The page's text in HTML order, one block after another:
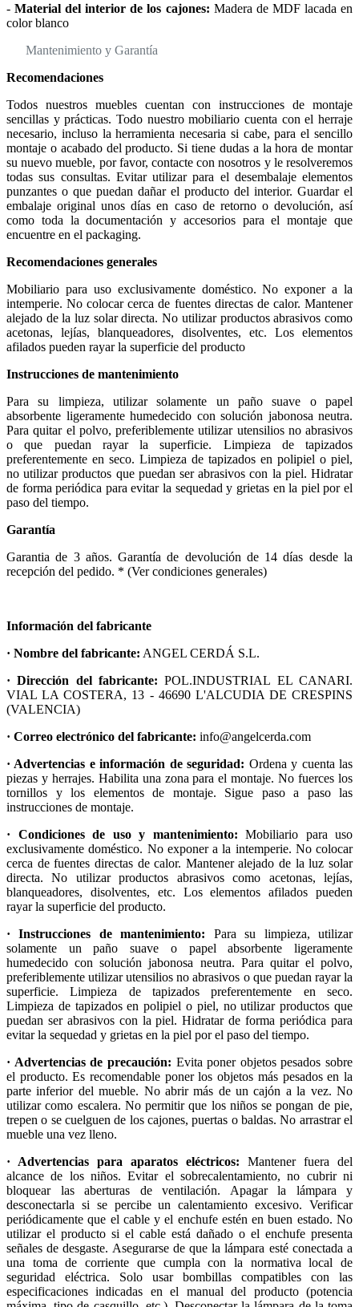
- Material del interior de los cajones: Madera de MDF lacada en
color blanco
Mantenimiento y Garantía
Recomendaciones
Todos nuestros muebles cuentan con instrucciones de montaje
sencillas y prácticas. Todo nuestro mobiliario cuenta con el herraje
necesario, incluso la herramienta necesaria si cabe, para el sencillo
montaje o acabado del producto. Si tiene dudas a la hora de montar
su nuevo mueble, por favor, contacte con nosotros y le resolveremos
todas sus consultas. Evitar utilizar para el desembalaje elementos
punzantes o que puedan dañar el producto del interior. Guardar el
embalaje original unos días en caso de retorno o devolución, así
como toda la documentación y accesorios para el montaje que
encuentre en el packaging.
Recomendaciones generales
Mobiliario para uso exclusivamente doméstico. No exponer a la
intemperie. No colocar cerca de fuentes directas de calor. Mantener
alejado de la luz solar directa. No utilizar productos abrasivos como
acetonas, lejías, blanqueadores, disolventes, etc. Los elementos
afilados pueden rayar la superficie del producto
Instrucciones de mantenimiento
Para su limpieza, utilizar solamente un paño suave o papel
absorbente ligeramente humedecido con solución jabonosa neutra.
Para quitar el polvo, preferiblemente utilizar utensilios no abrasivos
o que puedan rayar la superficie. Limpieza de tapizados
preferentemente en seco. Limpieza de tapizados en polipiel o piel,
no utilizar productos que puedan ser abrasivos con la piel. Hidratar
de forma periódica para evitar la sequedad y grietas en la piel por el
paso del tiempo.
Garantía
Garantia de 3 años. Garantía de devolución de 14 días desde la
recepción del pedido. * (Ver condiciones generales)
Información del fabricante
· Nombre del fabricante: ANGEL CERDÁ S.L.
· Dirección del fabricante: POL.INDUSTRIAL EL CANARI.
VIAL LA COSTERA, 13 - 46690 L'ALCUDIA DE CRESPINS
(VALENCIA)
· Correo electrónico del fabricante: info@angelcerda.com
· Advertencias e información de seguridad: Ordena y cuenta las
piezas y herrajes. Habilita una zona para el montaje. No fuerces los
tornillos y los elementos de montaje. Sigue paso a paso las
instrucciones de montaje.
· Condiciones de uso y mantenimiento: Mobiliario para uso
exclusivamente doméstico. No exponer a la intemperie. No colocar
cerca de fuentes directas de calor. Mantener alejado de la luz solar
directa. No utilizar productos abrasivos como acetonas, lejías,
blanqueadores, disolventes, etc. Los elementos afilados pueden
rayar la superficie del producto.
· Instrucciones de mantenimiento: Para su limpieza, utilizar
solamente un paño suave o papel absorbente ligeramente
humedecido con solución jabonosa neutra. Para quitar el polvo,
preferiblemente utilizar utensilios no abrasivos o que puedan rayar la
superficie. Limpieza de tapizados preferentemente en seco.
Limpieza de tapizados en polipiel o piel, no utilizar productos que
puedan ser abrasivos con la piel. Hidratar de forma periódica para
evitar la sequedad y grietas en la piel por el paso del tiempo.
· Advertencias de precaución: Evita poner objetos pesados sobre
el producto. Es recomendable poner los objetos más pesados en la
parte inferior del mueble. No abrir más de un cajón a la vez. No
utilizar como escalera. No permitir que los niños se pongan de pie,
trepen o se cuelguen de los cajones, puertas o baldas. No arrastrar el
mueble una vez lleno.
· Advertencias para aparatos eléctricos: Mantener fuera del
alcance de los niños. Evitar el sobrecalentamiento, no cubrir ni
bloquear las aberturas de ventilación. Apagar la lámpara y
desconectarla si se percibe un calentamiento excesivo. Verificar
periódicamente que el cable y el enchufe estén en buen estado. No
utilizar el producto si el cable está dañado o el enchufe presenta
señales de desgaste. Asegurarse de que la lámpara esté conectada a
una toma de corriente que cumpla con la normativa local de
seguridad eléctrica. Solo usar bombillas compatibles con las
especificaciones indicadas en el manual del producto (potencia